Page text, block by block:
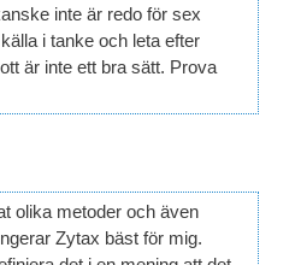
inte är redo för sex
i tanke och leta efter
är inte ett bra sätt. Prova
olika metoder och även
Zytax bäst för mig.